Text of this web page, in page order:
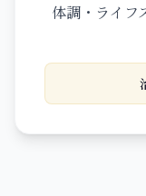
体調・ライフ